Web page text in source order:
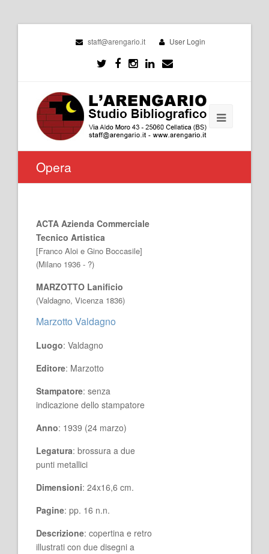
staff@arengario.it User Login
Opera
ACTA Azienda Commerciale
Tecnico Artistica
[Franco Aloi e Gino Boccasile]
(Milano 1936 - ?)
MARZOTTO Lanificio
(Valdagno, Vicenza 1836)
Marzotto Valdagno
Luogo: Valdagno
Editore: Marzotto
Stampatore: senza
indicazione dello stampatore
Anno: 1939 (24 marzo)
Legatura: brossura a due
punti metallici
Dimensioni: 24x16,6 cm.
Pagine: pp. 16 n.n.
Descrizione: copertina e retro
illustrati con due disegni a